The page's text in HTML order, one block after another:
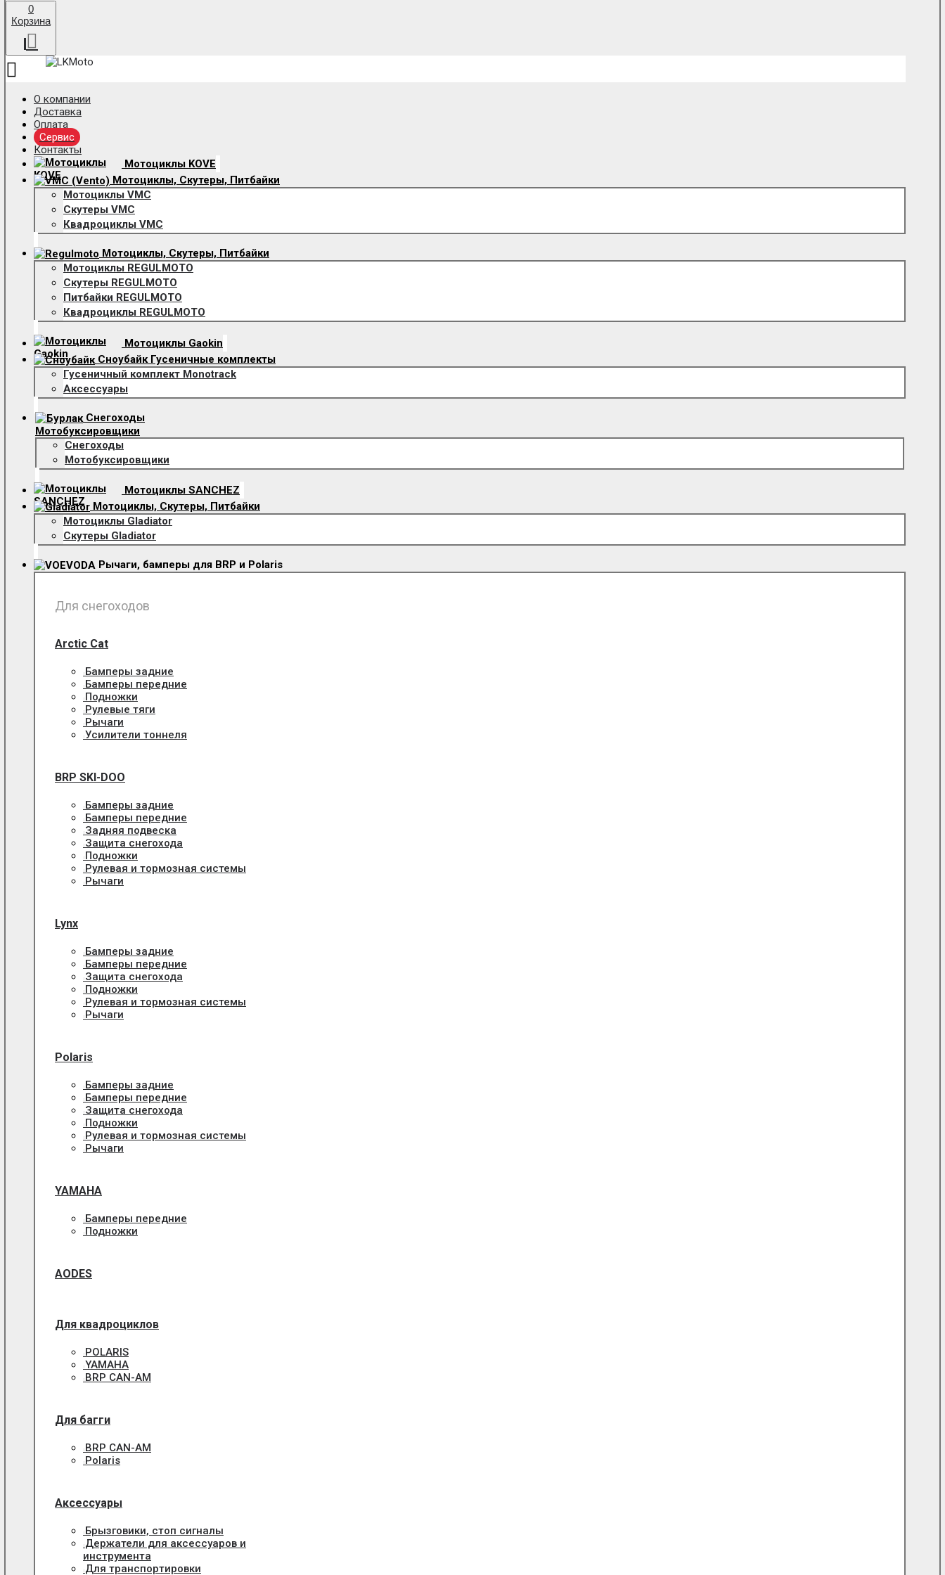
0
Корзина
О компании
Доставка
Оплата
Сервис
Контакты
Мотоциклы KOVE
Мотоциклы, Скутеры, Питбайки
Мотоциклы VMC
Скутеры VMC
Квадроциклы VMC
Мотоциклы, Скутеры, Питбайки
Мотоциклы REGULMOTO
Скутеры REGULMOTO
Питбайки REGULMOTO
Квадроциклы REGULMOTO
Мотоциклы Gaokin
Сноубайк Гусеничные комплекты
Гусеничный комплект Monotrack
Аксессуары
Снегоходы
Мотобуксировщики
Снегоходы
Мотобуксировщики
Мотоциклы SANCHEZ
Мотоциклы, Скутеры, Питбайки
Мотоциклы Gladiator
Скутеры Gladiator
Рычаги, бамперы для BRP и Polaris
Для снегоходов
Arctic Cat
Бамперы задние
Бамперы передние
Подножки
Рулевые тяги
Рычаги
Усилители тоннеля
BRP SKI-DOO
Бамперы задние
Бамперы передние
Задняя подвеска
Защита снегохода
Подножки
Рулевая и тормозная системы
Рычаги
Lynx
Бамперы задние
Бамперы передние
Защита снегохода
Подножки
Рулевая и тормозная системы
Рычаги
Polaris
Бамперы задние
Бамперы передние
Защита снегохода
Подножки
Рулевая и тормозная системы
Рычаги
YAMAHA
Бамперы передние
Подножки
AODES
Для квадроциклов
POLARIS
YAMAHA
BRP CAN-AM
Для багги
BRP CAN-AM
Polaris
Аксессуары
Брызговики, стоп сигналы
Держатели для аксессуаров и
инструмента
Для транспортировки